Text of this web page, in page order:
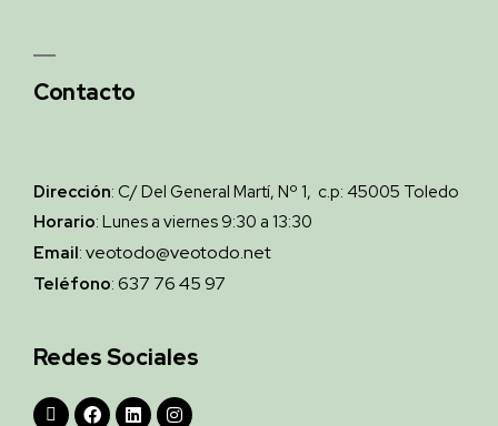
Contacto
Dirección: C/ Del General Martí, Nº 1, c.p: 45005 Toledo
Horario: Lunes a viernes 9:30 a 13:30
Email: veotodo@veotodo.net
Teléfono: 637 76 45 97
Redes Sociales